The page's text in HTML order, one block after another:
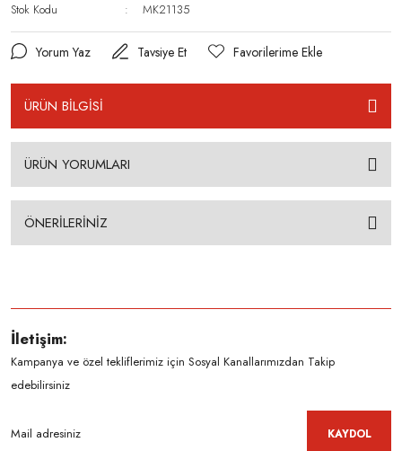
Stok Kodu
MK21135
Yorum Yaz Tavsiye Et
ÜRÜN BİLGİSİ
ÜRÜN YORUMLARI
ÖNERİLERİNİZ
İletişim:
Kampanya ve özel tekliflerimiz için Sosyal Kanallarımızdan Takip
edebilirsiniz
KAYDOL